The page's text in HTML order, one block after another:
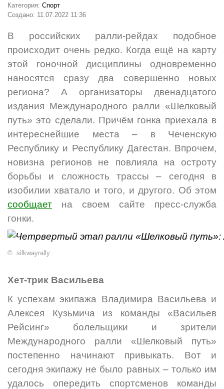
Категория: Спорт
Создано: 11.07.2022 11:36
В российских ралли-рейдах подобное
происходит очень редко. Когда ещё на карту
этой гоночной дисциплины одновременно
наносятся сразу два совершенно новых
региона? А организаторы двенадцатого
издания Международного ралли «Шелковый
путь» это сделали. Причём гонка приехала в
интереснейшие места – в Чеченскую
Республику и Республику Дагестан. Впрочем,
новизна регионов не повлияла на остроту
борьбы и сложность трассы – сегодня в
изобилии хватало и того, и другого. Об этом
сообщает на своем сайте пресс-служба
гонки.
© silkwayrally
Хет-трик Васильева
К успехам экипажа Владимира Васильева и
Алексея Кузьмича из команды «Васильев
Рейсинг» болельщики и зрители
Международного ралли «Шелковый путь»
постепенно начинают привыкать. Вот и
сегодня экипажу не было равных – только им
удалось опередить спортсменов команды